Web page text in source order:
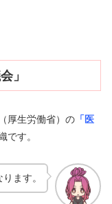
」
厚生労働省）の 「医
です。
ます。